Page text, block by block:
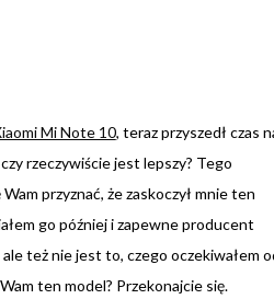
Mi Note 10, teraz przyszedł czas
rzeczywiście jest lepszy? Tego
przyznać, że zaskoczył mnie ten
go później i zapewne producent
też nie jest to, czego oczekiwałem
ten model? Przekonajcie się.